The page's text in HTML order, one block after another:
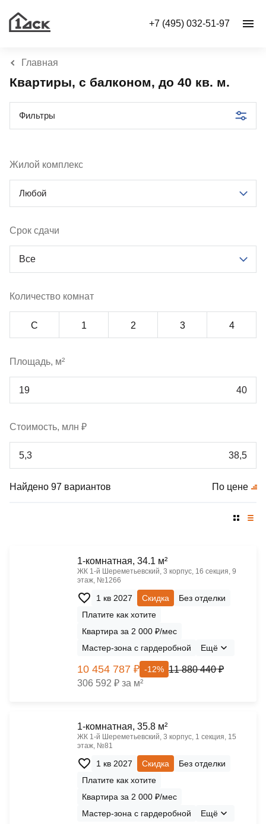
+7 (495) 032-51-97
Главная
Квартиры, с балконом, до 40 кв. м.
Фильтры
Жилой комплекс
Любой
Срок сдачи
Все
Количество комнат
С 1 2 3 4
Площадь, м²
Стоимость, млн ₽
Найдено 97 вариантов По цене
1-комнатная, 34.1 м²
ЖК 1‑й Шереметьевский, 3 корпус, 16 секция, 9
этаж, №1266
1 кв 2027 Скидка
Без отделки
Платите как хотите
Квартира за 2 000 ₽/мес
Мастер-зона с гардеробной
Ещё
10 454 787 ₽ -12% 11 880 440 ₽
306 592 ₽ за м²
1-комнатная, 35.8 м²
ЖК 1‑й Шереметьевский, 3 корпус, 1 секция, 15
этаж, №81
1 кв 2027 Скидка
Без отделки
Платите как хотите
Квартира за 2 000 ₽/мес
Мастер-зона с гардеробной
Ещё